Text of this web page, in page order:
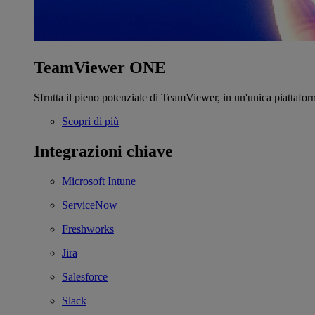
TeamViewer ONE
Sfrutta il pieno potenziale di TeamViewer, in un'unica
Scopri di più
Integrazioni chiave
Microsoft Intune
ServiceNow
Freshworks
Jira
Salesforce
Slack